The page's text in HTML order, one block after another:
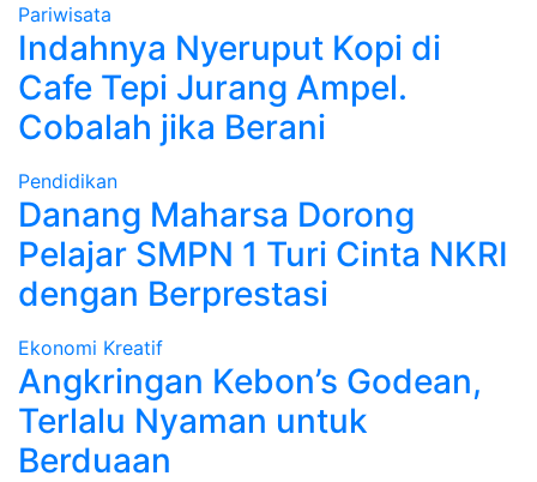
Pariwisata
Indahnya Nyeruput Kopi di
Cafe Tepi Jurang Ampel.
Cobalah jika Berani
Pendidikan
Danang Maharsa Dorong
Pelajar SMPN 1 Turi Cinta NKRI
dengan Berprestasi
Ekonomi Kreatif
Angkringan Kebon’s Godean,
Terlalu Nyaman untuk
Berduaan